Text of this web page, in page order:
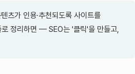
츠가 인용·추천되도록 사이트를
정리하면 — SEO는 '클릭'을 만들고,